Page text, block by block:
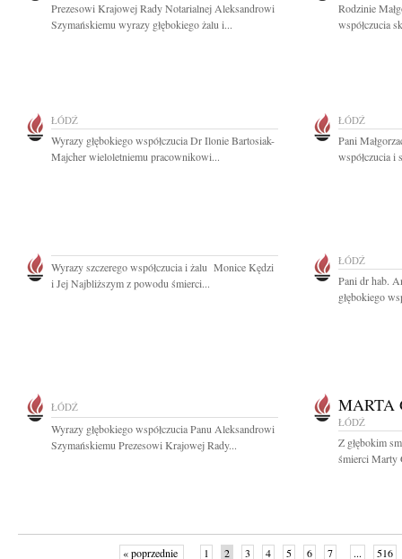
Prezesowi Krajowej Rady Notarialnej Aleksandrowi
Szymańskiemu wyrazy głębokiego żalu i...
Rodzinie
współczucia
ŁÓDŹ
Wyrazy głębokiego współczucia Dr Ilonie Bartosiak-
Majcher wieloletniemu pracownikowi...
ŁÓDŹ
Pani
współczucia i
Wyrazy szczerego współczucia i żalu Monice Kędzi
i Jej Najbliższym z powodu śmierci...
ŁÓDŹ
Pani dr hab.
głębokiego
ŁÓDŹ
Wyrazy głębokiego współczucia Panu Aleksandrowi
Szymańskiemu Prezesowi Krajowej Rady...
MARTA
ŁÓDŹ
Z głębokim
śmierci Marty
« poprzednie 1 2 3 4 5 6 7 ... 516